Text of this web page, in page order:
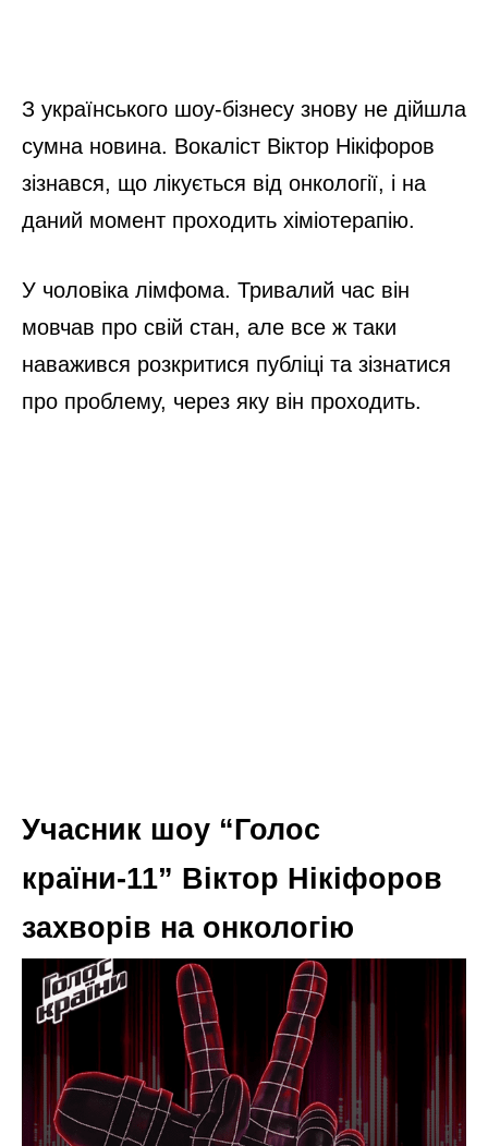
З українського шоу-бізнесу знову не дійшла
сумна новина. Вокаліст Віктор Нікіфоров
зізнався, що лікується від онкології, і на
даний момент проходить хіміотерапію.
У чоловіка лімфома. Тривалий час він
мовчав про свій стан, але все ж таки
наважився розкритися публіці та зізнатися
про проблему, через яку він проходить.
Учасник шоу “Голос
країни-11” Віктор Нікіфоров
захворів на онкологію